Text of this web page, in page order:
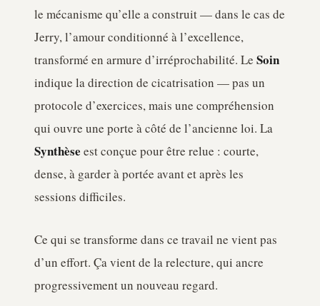
le mécanisme qu’elle a construit — dans le cas de
Jerry, l’amour conditionné à l’excellence,
transformé en armure d’irréprochabilité. Le Soin
indique la direction de cicatrisation — pas un
protocole d’exercices, mais une compréhension
qui ouvre une porte à côté de l’ancienne loi. La
Synthèse est conçue pour être relue : courte,
dense, à garder à portée avant et après les
sessions difficiles.
Ce qui se transforme dans ce travail ne vient pas
d’un effort. Ça vient de la relecture, qui ancre
progressivement un nouveau regard.